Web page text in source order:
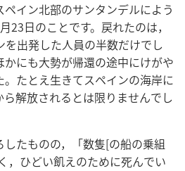
イン北部のサンタンデルによう
23日のことです。戻れたのは，
出発した人員の半数だけでし
にも大勢が帰還の途中にけがや
たとえ生きてスペインの海岸に
解放されるとは限りませんでし
たものの，「数隻[の船の乗組
，ひどい飢えのために死んでい